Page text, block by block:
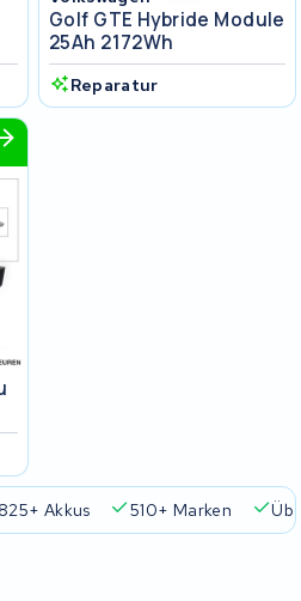
Golf GTE Hybride Module
25Ah 2172Wh
Reparatur
825+ Akkus 510+ Marken